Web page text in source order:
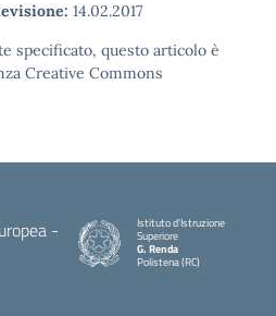
14.02.2017
specificato, questo articolo è
Creative Commons
Istituto d'Istruzione
Superiore
G. Renda
Polistena (RC)